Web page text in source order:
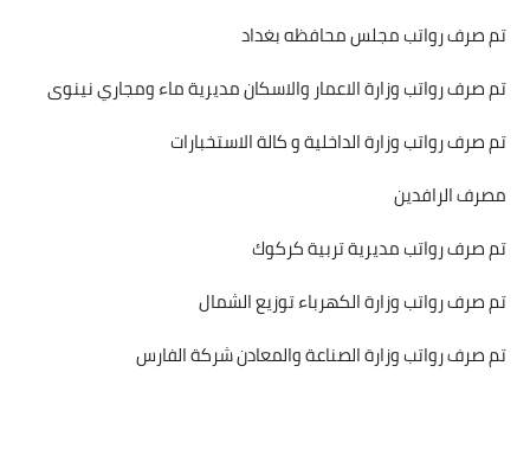
تم صرف رواتب مجلس محافظه بغداد
تم صرف رواتب وزارة الاعمار والاسكان مديرية ماء ومجاري نينوى
تم صرف رواتب وزارة الداخلية و كالة الاستخبارات
مصرف الرافدين
تم صرف رواتب مديرية تربية كركوك
تم صرف رواتب وزارة الكهرباء توزيع الشمال
تم صرف رواتب وزارة الصناعة والمعادن شركة الفارس